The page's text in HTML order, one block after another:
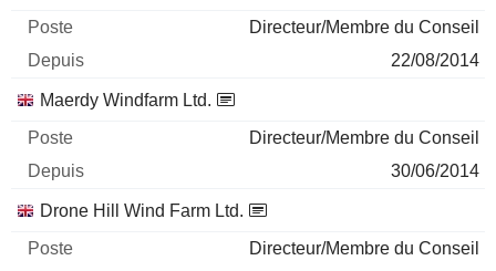
Directeur/Membre du Conseil
22/08/2014
Maerdy Windfarm Ltd.
Directeur/Membre du Conseil
30/06/2014
Drone Hill Wind Farm Ltd.
Directeur/Membre du Conseil